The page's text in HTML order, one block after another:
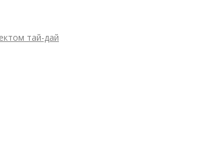
тай-дай